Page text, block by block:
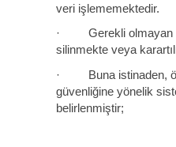
veri işlememektedir.
· Gerekli olmayan
silinmekte veya
· Buna istinaden,
güvenliğine yönelik
belirlenmiştir;